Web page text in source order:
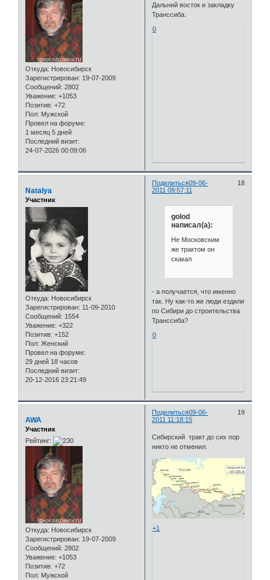
Откуда: Новосибирск
Зарегистрирован: 19-07-2009
Сообщений: 2802
Уважение: +1053
Позитив: +72
Пол: Мужской
Провел на форуме:
1 месяц 5 дней
Последний визит:
24-07-2026 00:09:06
Дальний восток и закладку
Транссиба.
0
Поделиться 18
09-06-
2011 09:57:11
Natalya
Участник
Откуда: Новосибирск
Зарегистрирован: 11-09-2010
Сообщений: 1554
Уважение: +322
Позитив: +152
Пол: Женский
Провел на форуме:
29 дней 18 часов
Последний визит:
20-12-2016 23:21:49
golod
написал(а):
Не Московским
же трактом он
скакал
- а получается, что именно
так. Ну как-то же люди ездили
по Сибири до строительства
Транссиба?
0
Поделиться 19
09-06-
2011 11:18:15
AWA
Участник
Рейтинг:
Откуда: Новосибирск
Зарегистрирован: 19-07-2009
Сообщений: 2802
Уважение: +1053
Позитив: +72
Пол: Мужской
Сибирский тракт до сих пор
никто не отменил.
+1